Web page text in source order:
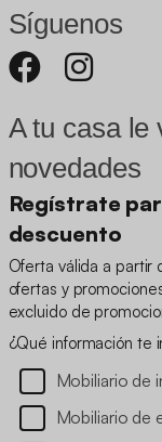
Síguenos
A tu casa le
novedades
Regístrate
descuento
Oferta válida a
ofertas y
excluido de
¿Qué información te
Mobiliario de
Mobiliario de